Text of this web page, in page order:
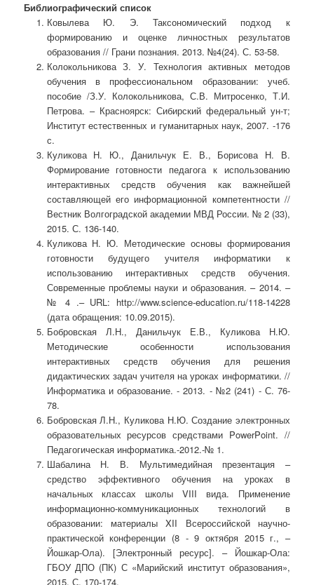
Библиографический список
Ковылева Ю. Э. Таксономический подход к
формированию и оценке личностных результатов
образования // Грани познания. 2013. №4(24). С. 53-58.
Колокольникова З. У. Технология активных методов
обучения в профессиональном образовании: учеб.
пособие /З.У. Колокольникова, С.В. Митросенко, Т.И.
Петрова. – Красноярск: Сибирский федеральный ун-т;
Институт естественных и гуманитарных наук, 2007. -176
с.
Куликова Н. Ю., Данильчук Е. В., Борисова Н. В.
Формирование готовности педагога к использованию
интерактивных средств обучения как важнейшей
составляющей его информационной компетентности //
Вестник Волгоградской академии МВД России. № 2 (33),
2015. С. 136-140.
Куликова Н. Ю. Методические основы формирования
готовности будущего учителя информатики к
использованию интерактивных средств обучения.
Современные проблемы науки и образования. – 2014. –
№ 4 .– URL: http://www.science-education.ru/118-14228
(дата обращения: 10.09.2015).
Бобровская Л.Н., Данильчук Е.В., Куликова Н.Ю.
Методические особенности использования
интерактивных средств обучения для решения
дидактических задач учителя на уроках информатики. //
Информатика и образование. - 2013. - №2 (241) - С. 76-
78.
Бобровская Л.Н., Куликова Н.Ю. Создание электронных
образовательных ресурсов средствами PowerPoint. //
Педагогическая информатика.-2012.-№ 1.
Шабалина Н. В. Мультимедийная презентация –
средство эффективного обучения на уроках в
начальных классах школы VIII вида. Применение
информационно-коммуникационных технологий в
образовании: материалы XII Всероссийской научно-
практической конференции (8 - 9 октября 2015 г., –
Йошкар-Ола). [Электронный ресурс]. – Йошкар-Ола:
ГБОУ ДПО (ПК) С «Марийский институт образования»,
2015. С. 170-174.